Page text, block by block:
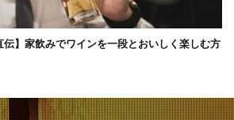
伝】家飲みでワインを一段とおいしく楽しむ方